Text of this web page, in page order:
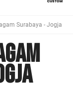
Surabaya - Jogja